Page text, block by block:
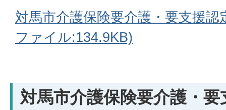
対馬市介護保険要介護・要支援
ファイル:134.9KB)
対馬市介護保険要介護・